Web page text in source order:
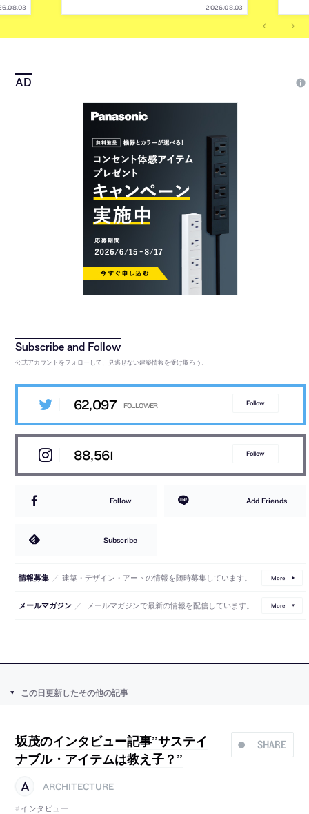
2026.08.03
公式アカウントをフォローして、見逃せない建築情報を受け取ろう。
62,097 Follow
88,561 Follow
Follow Add Friends
Subscribe
情報募集 ／ 建築・デザイン・アートの情報を随時募集しています。 More
メールマガジン ／ メールマガジンで最新の情報を配信しています。 More
この日更新したその他の記事
SHARE
坂茂のインタビュー記事”サステイ
ナブル・アイテムは教え子？”
ARCHITECTURE
インタビュー